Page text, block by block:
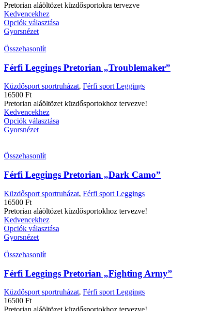
Pretorian aláöltözet küzdősportokra tervezve
Kedvencekhez
Opciók választása
Gyorsnézet
Összehasonlít
Férfi Leggings Pretorian „Troublemaker”
Küzdősport sportruházat, Férfi sport Leggings
16500 Ft
Pretorian aláöltözet küzdősportokhoz tervezve!
Kedvencekhez
Opciók választása
Gyorsnézet
Összehasonlít
Férfi Leggings Pretorian „Dark Camo”
Küzdősport sportruházat, Férfi sport Leggings
16500 Ft
Pretorian aláöltözet küzdősportokhoz tervezve!
Kedvencekhez
Opciók választása
Gyorsnézet
Összehasonlít
Férfi Leggings Pretorian „Fighting Army”
Küzdősport sportruházat, Férfi sport Leggings
16500 Ft